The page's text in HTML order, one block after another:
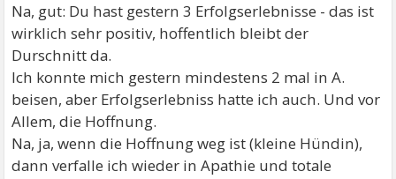
Na, gut: Du hast gestern 3 Erfolgserlebnisse - das ist
wirklich sehr positiv, hoffentlich bleibt der
Durschnitt da.
Ich konnte mich gestern mindestens 2 mal in A.
beisen, aber Erfolgserlebniss hatte ich auch. Und vor
Allem, die Hoffnung.
Na, ja, wenn die Hoffnung weg ist (kleine Hündin),
dann verfalle ich wieder in Apathie und totale